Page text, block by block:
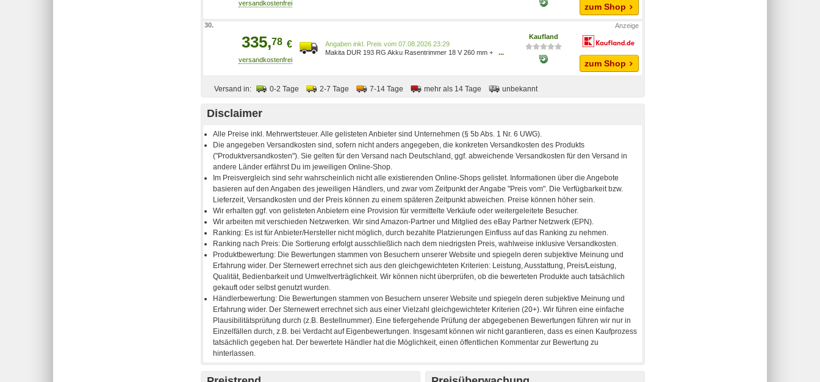
zum Shop
30.
335,78 €
Preis vom 07.08.2026 23:29
Makita DUR 193 RG Akku Rasentrimmer 18 V 260 mm +
...
Kaufland
zum Shop
Versand in: 0-2 Tage 2-7 Tage 7-14 Tage mehr als 14 Tage unbekannt
Disclaimer